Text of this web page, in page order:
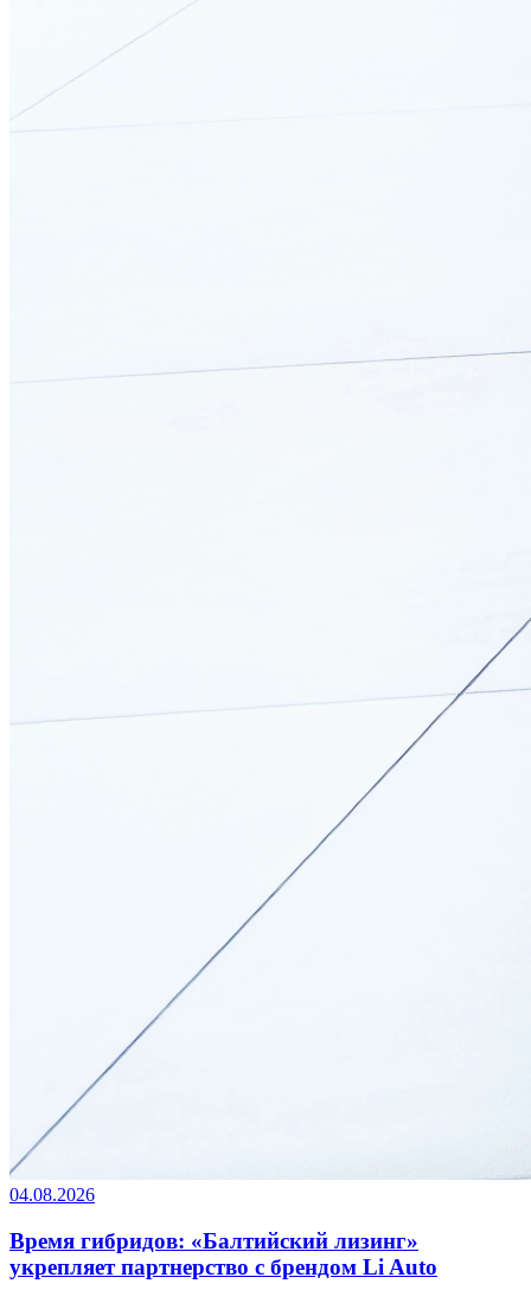
04.08.2026
Время гибридов: «Балтийский лизинг»
укрепляет партнерство с брендом Li Auto